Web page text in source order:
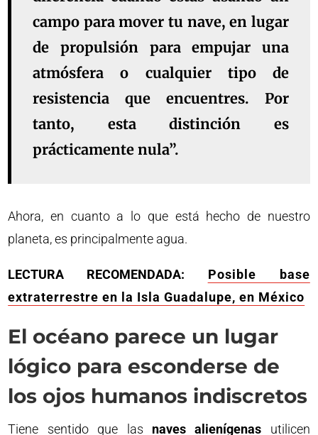
campo para mover tu nave, en lugar
de propulsión para empujar una
atmósfera o cualquier tipo de
resistencia que encuentres. Por
tanto, esta distinción es
prácticamente nula”.
Ahora, en cuanto a lo que está hecho de nuestro
planeta, es principalmente agua.
LECTURA RECOMENDADA: Posible base
extraterrestre en la Isla Guadalupe, en México
El océano parece un lugar
lógico para esconderse de
los ojos humanos indiscretos
Tiene sentido que las naves alienígenas utilicen